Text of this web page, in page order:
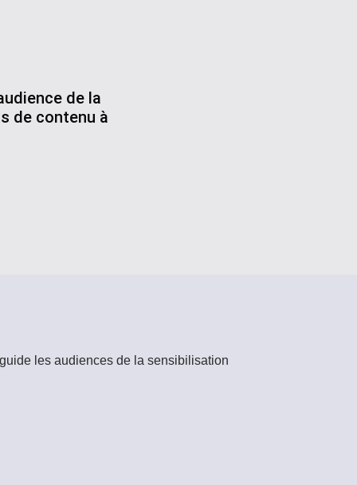
de la
de contenu à
les audiences de la sensibilisation